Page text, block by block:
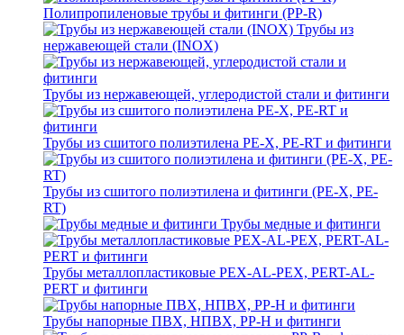
Полипропиленовые трубы и фитинги (PP-R)
Трубы из
нержавеющей стали (INOX)
Трубы из нержавеющей, углеродистой стали и фитинги
Трубы из сшитого полиэтилена PE-X, PE-RT и фитинги
Трубы из сшитого полиэтилена и фитинги (PE-X, PE-
RT)
Трубы медные и фитинги
Трубы металлопластиковые PEX-AL-PEX, PERT-AL-
PERT и фитинги
Трубы напорные ПВХ, НПВХ, PP-H и фитинги